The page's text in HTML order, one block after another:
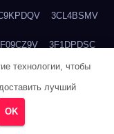
3CL4BSMV
3F1DPDSC
3GVOCWRP
технологии, чтобы
лучший
OK